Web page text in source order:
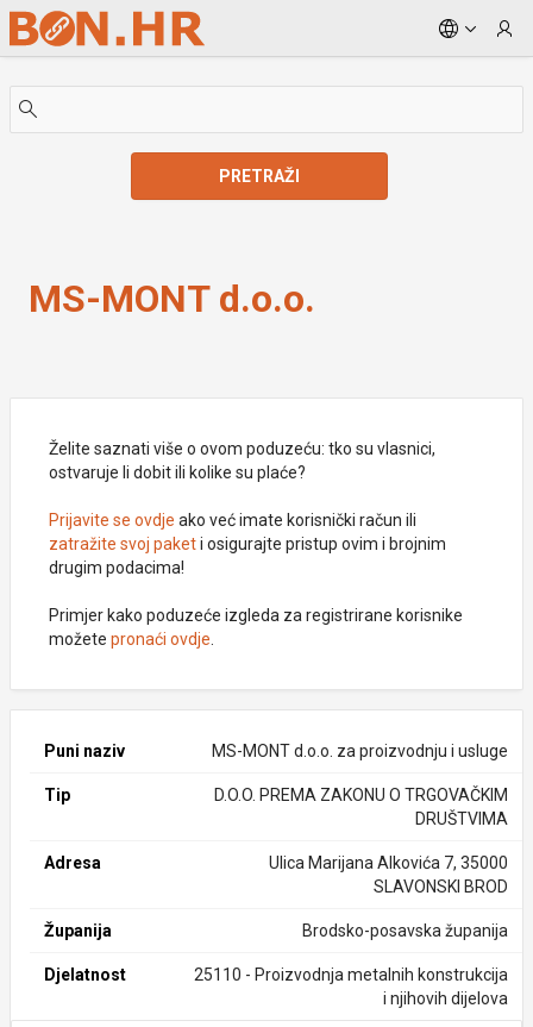
Skip to Main Content
PRETRAŽI
MS-MONT d.o.o.
Želite saznati više o ovom poduzeću: tko su vlasnici,
ostvaruje li dobit ili kolike su plaće?
Prijavite se ovdje ako već imate korisnički račun ili
zatražite svoj paketi osigurajte pristup ovim i brojnim
drugim podacima!
Primjer kako poduzeće izgleda za registrirane korisnike
možete pronaći ovdje
Puni naziv MS-MONT d.o.o. za proizvodnju i usluge
Tip
D.O.O. PREMA ZAKONU O TRGOVAČKIM
DRUŠTVIMA
Adresa
Ulica Marijana Alkovića 7, 35000
SLAVONSKI BROD
Županija Brodsko-posavska županija
Djelatnost
25110 - Proizvodnja metalnih konstrukcija
i njihovih dijelova